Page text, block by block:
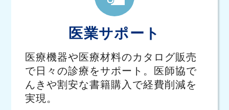
医業サポート
医療機器や医療材料のカタログ販売
で日々の診療をサポート。医師協で
んきや割安な書籍購入で経費削減を
実現。